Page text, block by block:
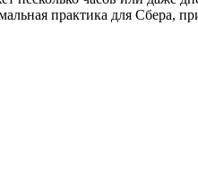
практика для Сбера,